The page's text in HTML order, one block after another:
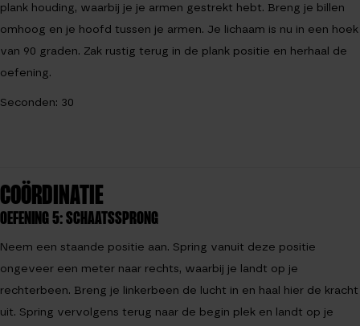
plank houding, waarbij je je armen gestrekt hebt. Breng je billen
omhoog en je hoofd tussen je armen. Je lichaam is nu in een hoek
van 90 graden. Zak rustig terug in de plank positie en herhaal de
oefening.
Seconden: 30
COÖRDINATIE
OEFENING 5: SCHAATSSPRONG
Neem een staande positie aan. Spring vanuit deze positie
ongeveer een meter naar rechts, waarbij je landt op je
rechterbeen. Breng je linkerbeen de lucht in en haal hier de kracht
uit. Spring vervolgens terug naar de begin plek en landt op je